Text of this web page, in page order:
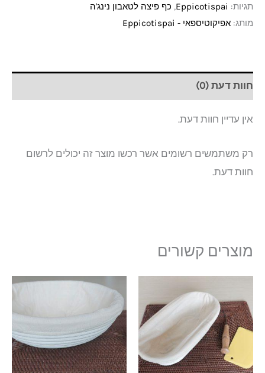
תגיות: Eppicotispai
, כף פיצה לטאבון נינג'ה
מותג: אפיקוטיספאי - Eppicotispai
חוות דעת (0)
אין עדיין חוות דעת.
רק משתמשים רשומים אשר רכשו מוצר זה יכולים לרשום
חוות דעת.
מוצרים קשורים